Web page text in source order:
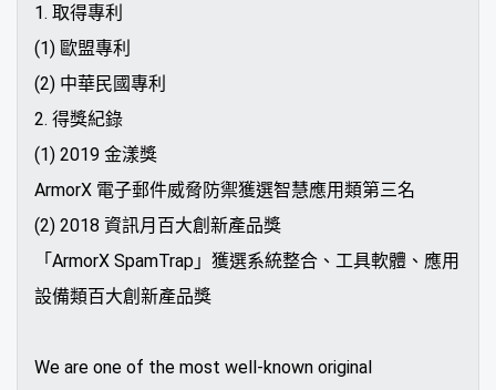
1. 取得專利
(1) 歐盟專利
(2) 中華民國專利
2. 得獎紀錄
(1) 2019 金漾獎
ArmorX 電子郵件威脅防禦獲選智慧應用類第三名
(2) 2018 資訊月百大創新產品獎
「ArmorX SpamTrap」獲選系統整合、工具軟體、應用
設備類百大創新產品獎
We are one of the most well-known original